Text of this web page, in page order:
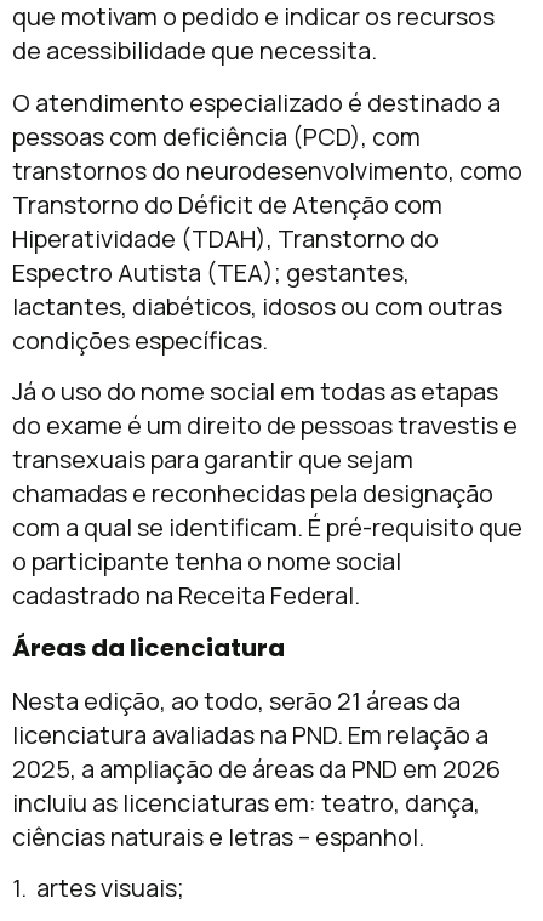
que motivam o pedido e indicar os recursos
de acessibilidade que necessita.
O atendimento especializado é destinado a
pessoas com deficiência (PCD), com
transtornos do neurodesenvolvimento, como
Transtorno do Déficit de Atenção com
Hiperatividade (TDAH), Transtorno do
Espectro Autista (TEA); gestantes,
lactantes, diabéticos, idosos ou com outras
condições específicas.
Já o uso do nome social em todas as etapas
do exame é um direito de pessoas travestis e
transexuais para garantir que sejam
chamadas e reconhecidas pela designação
com a qual se identificam. É pré-requisito que
o participante tenha o nome social
cadastrado na Receita Federal.
Áreas da licenciatura
Nesta edição, ao todo, serão 21 áreas da
licenciatura avaliadas na PND. Em relação a
2025, a ampliação de áreas da PND em 2026
incluiu as licenciaturas em: teatro, dança,
ciências naturais e letras – espanhol.
1. artes visuais;